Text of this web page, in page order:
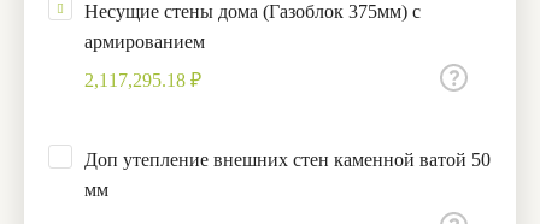
Несущие стены дома (Газоблок 375мм) с
армированием
2,117,295.18 ₽
Доп утепление внешних стен каменной ватой 50
мм